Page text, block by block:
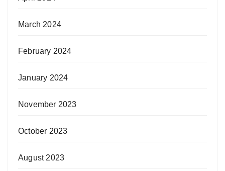
March 2024
February 2024
January 2024
November 2023
October 2023
August 2023